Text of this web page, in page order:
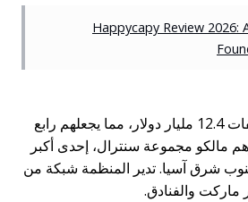
Happycapy Review 2026:
تبلغ ثروة عائلة تشيراتيفات 12.4 مليار دولار، مما يجعلهم رابع
مالكو مجموعة سنترال، إحدى أكبر
شرق آسيا. تدير المنظمة شبكة من
ماركت والفنادق.